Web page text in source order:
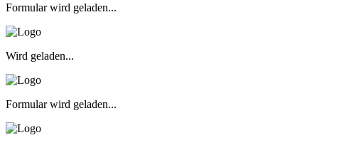
Formular wird geladen...
Wird geladen...
Formular wird geladen...